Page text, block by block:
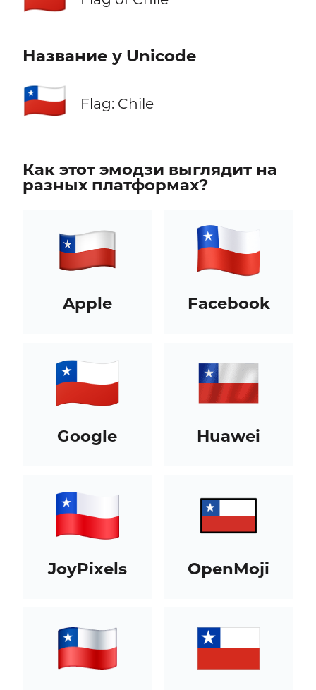
Название у Unicode
🇨🇱 Flag: Chile
Как этот эмодзи выглядит на
разных платформах?
Apple Facebook
Google Huawei
JoyPixels OpenMoji